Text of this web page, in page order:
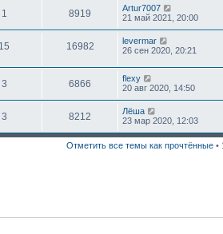
1 8919
Artur7007
21 май 2021, 20:00
15 16982
levermar
26 сен 2020, 20:21
3 6866
flexy
20 авг 2020, 14:50
3 8212
Лёша
23 мар 2020, 12:03
Отметить все темы как прочтённые •